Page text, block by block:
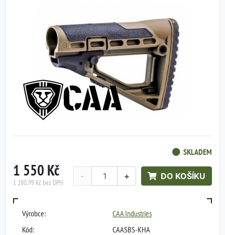
SKLADEM
1 550 Kč
1 280,99 Kč bez DPH
+
- DO KOŠÍKU
Výrobce:
CAA Industries
Kód:
CAASBS-KHA